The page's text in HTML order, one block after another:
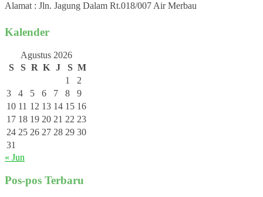
Alamat : Jln. Jagung Dalam Rt.018/007 Air Merbau
Kalender
Agustus 2026
S
S R K J S M
1
2
3
4 5 6 7 8
9
10 11 12 13 14 15 16
17 18 19 20 21 22 23
24 25 26 27 28 29 30
31
« Jun
Pos-pos Terbaru